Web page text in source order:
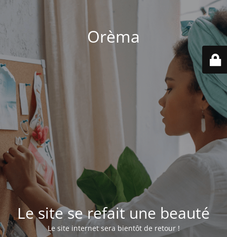
Orèma
Le site se refait une beauté
Le site internet sera bientôt de retour !